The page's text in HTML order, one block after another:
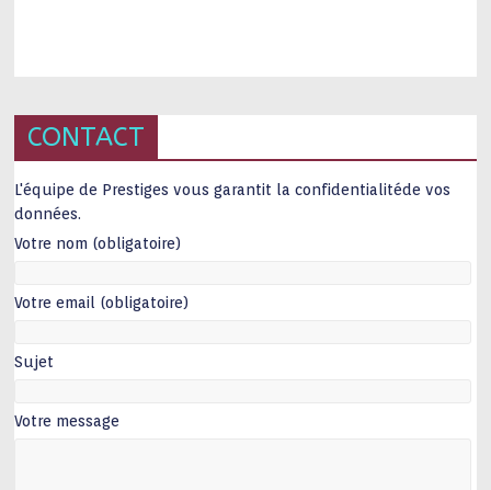
CONTACT
L'équipe de Prestiges vous garantit la confidentialitéde vos
données.
Votre nom (obligatoire)
Votre email (obligatoire)
Sujet
Votre message